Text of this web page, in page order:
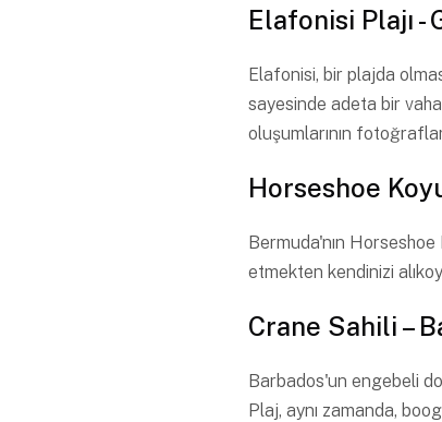
Elafonisi Plajı -
Elafonisi, bir plajda
sayesinde adeta bir
oluşumlarının
Horseshoe
Bermuda'nın
etmekten kendinizi
Crane Sahili –
Barbados'un engebeli
Plaj, aynı zamanda,